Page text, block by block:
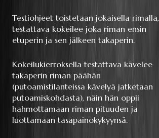
Testiohjeet toistetaan jokaisella rimalla,
testattava kokeilee joka riman ensin
etuperin ja sen jälkeen takaperin.
Kokeilukierroksella testattava kävelee
takaperin riman päähän
(putoamistilanteissa kävelyä jatketaan
putoamiskohdasta), näin hän oppii
hahmottamaan riman pituuden ja
luottamaan tasapainokykyynsä.